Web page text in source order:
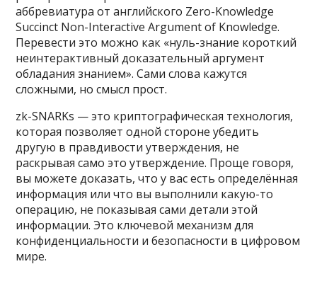
аббревиатура от английского Zero-Knowledge
Succinct Non-Interactive Argument of Knowledge.
Перевести это можно как «нуль-знание короткий
неинтерактивный доказательный аргумент
обладания знанием». Сами слова кажутся
сложными, но смысл прост.
zk-SNARKs — это криптографическая технология,
которая позволяет одной стороне убедить
другую в правдивости утверждения, не
раскрывая само это утверждение. Проще говоря,
вы можете доказать, что у вас есть определённая
информация или что вы выполнили какую-то
операцию, не показывая сами детали этой
информации. Это ключевой механизм для
конфиденциальности и безопасности в цифровом
мире.